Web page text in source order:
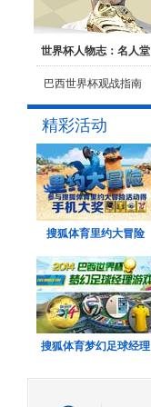
世界杯人物志：名人堂
巴西世界杯观战指南
精彩活动
搜狐体育里约大冒险
搜狐体育梦幻足球经理